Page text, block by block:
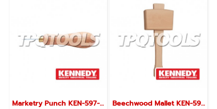
Marketry Punch KEN-597-7250K Beechwood Mallet KEN-597-6450K